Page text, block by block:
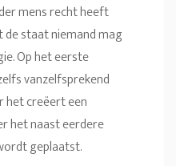
mens recht heeft
de staat niemand mag
Op het eerste
vanzelfsprekend
het creëert een
het naast eerdere
geplaatst.